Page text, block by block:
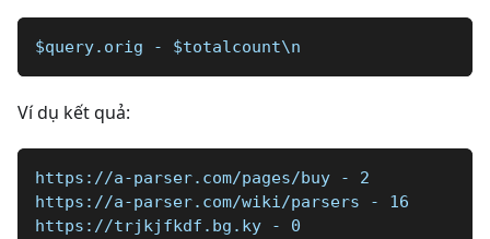
$query.orig - $totalcount\n
Ví dụ kết quả:
https://a-parser.com/pages/buy - 2
https://a-parser.com/wiki/parsers - 16
https://trjkjfkdf.bg.ky - 0